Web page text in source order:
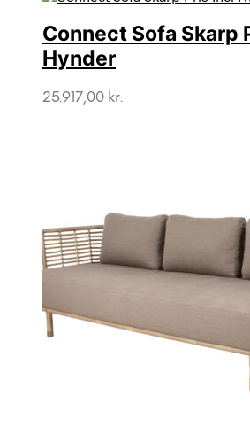
Connect Sofa Skarp
Hynder
25.917,00 kr.